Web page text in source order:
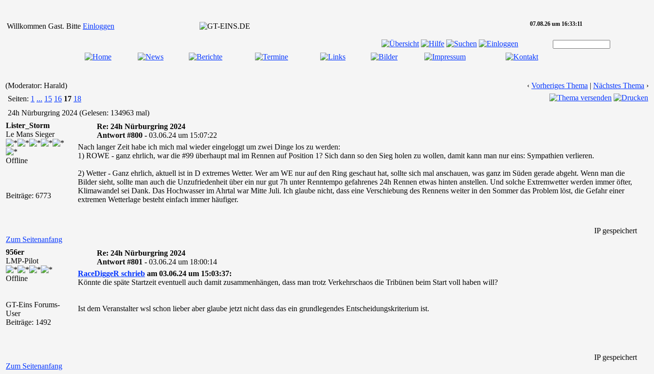
Willkommen Gast. Bitte Einloggen 07.08.26 um 16:33:11
(Moderator: Harald) ‹ Vorheriges Thema | Nächstes Thema ›
Seiten: 1 ... 15 16 17 18
24h Nürburgring 2024 (Gelesen: 134963 mal)
Lister_Storm
Le Mans Sieger
Offline
Beiträge: 6773
Re: 24h Nürburgring 2024
Antwort #800 - 03.06.24 um 15:07:22
Nach langer Zeit habe ich mich mal wieder eingeloggt um zwei Dinge los zu werden:
1) ROWE - ganz ehrlich, war die #99 überhaupt mal im Rennen auf Position 1? Sich dann so den Sieg holen zu wollen, damit kann man nur eins: Sympathien verlieren.
2) Wetter - Ganz ehrlich, aktuell ist in D extremes Wetter. Wer am WE nur auf den Ring geschaut hat, sollte sich mal anschauen, was ganz im Süden gerade abgeht. Wenn man die
Bilder sieht, sollte man auch die Unzufriedenheit über ein nur gut 7h unter Renntempo gefahrenes 24h Rennen etwas hinten anstellen. Und solche Extremwetter werden immer öfter,
Klimawandel sei Dank. Das Hochwasser im Ahrtal war Mitte Juli. Ich glaube nicht, dass eine Verschiebung des Rennens weiter in den Sommer das Problem löst, die Gefahr einer
extremen Wetterlage besteht einfach immer häufiger.
Zum Seitenanfang
IP gespeichert
956er
LMP-Pilot
Offline
GT-Eins Forums-
User
Beiträge: 1492
Re: 24h Nürburgring 2024
Antwort #801 - 03.06.24 um 18:00:14
RaceDiggeR schrieb am 03.06.24 um 15:03:37:
Könnte die späte Startzeit eventuell auch damit zusammenhängen, dass man trotz Verkehrschaos die Tribünen beim Start voll haben will?
Ist dem Veranstalter wsl schon lieber aber glaube jetzt nicht dass das ein grundlegendes Entscheidungskriterium ist.
Zum Seitenanfang
IP gespeichert